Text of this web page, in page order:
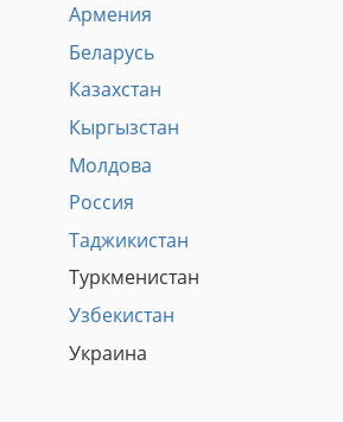
Армения
Беларусь
Казахстан
Кыргызстан
Молдова
Россия
Таджикистан
Туркменистан
Узбекистан
Украина